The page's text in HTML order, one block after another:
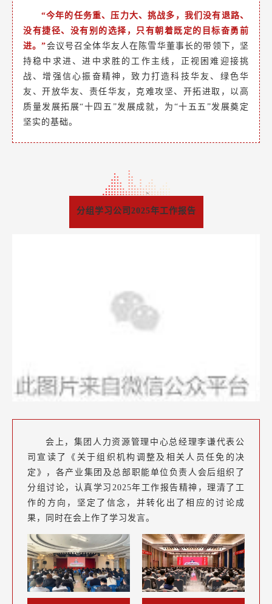
“今年的任务重、压力大、挑战多，我们没有退路、
没有捷径、没有别的选择，只有朝着既定的目标奋勇前
进。”会议号召全体华友人在陈雪华董事长的带领下，坚
持稳中求进、进中求胜的工作主线，正视困难迎接挑
战、增强信心振奋精神，致力打造科技华友、绿色华
友、开放华友、责任华友，克难攻坚、开拓进取，以高
质量发展拓展“十四五”发展成就，为“十五五”发展奠定
坚实的基础。
分组学习公司2025年工作报告
会上，集团人力资源管理中心总经理李谦代表公
司宣读了《关于组织机构调整及相关人员任免的决
定》，各产业集团及总部职能单位负责人会后组织了
分组讨论，认真学习2025年工作报告精神，理清了工
作的方向，坚定了信念，并转化出了相应的讨论成
果，同时在会上作了学习发言。